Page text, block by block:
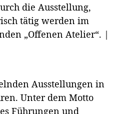
die Ausstellung,
tätig werden im
„Offenen Atelier“. |
Ausstellungen in
Unter dem Motto
Führungen und